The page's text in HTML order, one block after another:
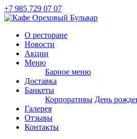
+7 985 729 07 07
О ресторане
Новости
Акции
Меню
Барное меню
Доставка
Банкеты
Корпоративы День
Галерея
Отзывы
Контакты